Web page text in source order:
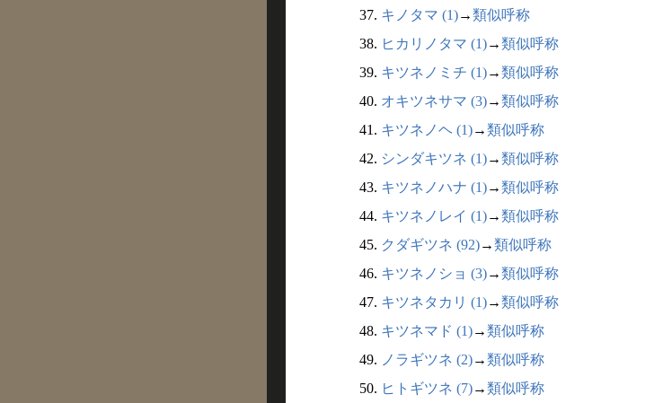
37. キノタマ (1)→類似呼称
38. ヒカリノタマ (1)→類似呼称
39. キツネノミチ (1)→類似呼称
40. オキツネサマ (3)→類似呼称
41. キツネノヘ (1)→類似呼称
42. シンダキツネ (1)→類似呼称
43. キツネノハナ (1)→類似呼称
44. キツネノレイ (1)→類似呼称
45. クダギツネ (92)→類似呼称
46. キツネノショ (3)→類似呼称
47. キツネタカリ (1)→類似呼称
48. キツネマド (1)→類似呼称
49. ノラギツネ (2)→類似呼称
50. ヒトギツネ (7)→類似呼称